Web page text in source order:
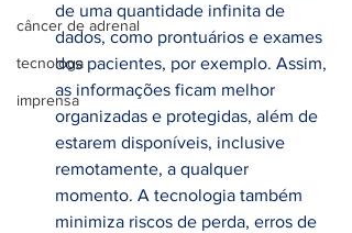
câncer de adrenal
tecnologa
imprensa
de uma quantidade infinita de
dados, como prontuários e exames
dos pacientes, por exemplo. Assim,
as informações ficam melhor
organizadas e protegidas, além de
estarem disponíveis, inclusive
remotamente, a qualquer
momento. A tecnologia também
minimiza riscos de perda, erros de